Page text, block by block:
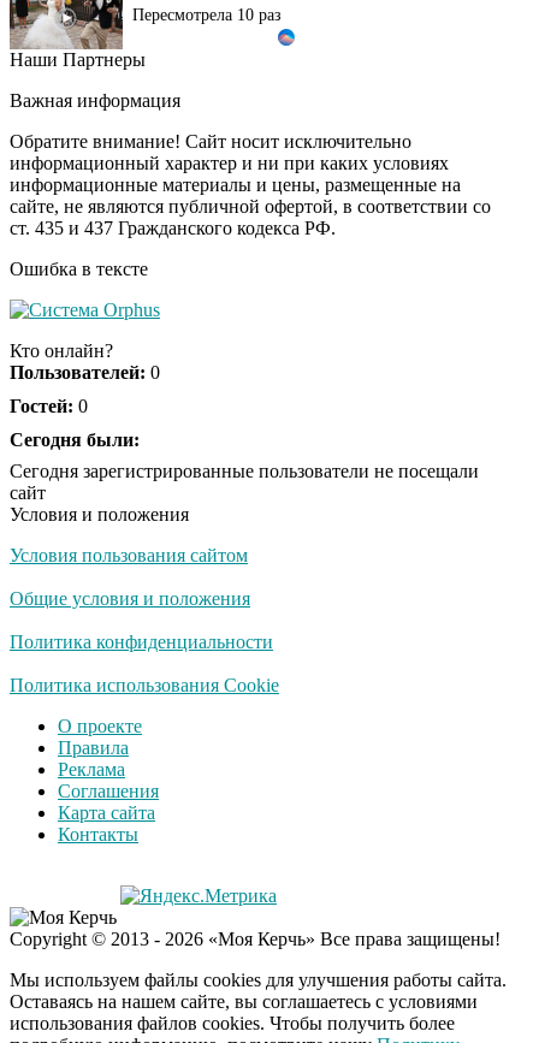
Ролик длится пару
шоке от увиденного
i
Ролик из Омска: вы
будете смеяться долго
Обнаружена тайная
жена и дочь
Наши Партнеры
Важная информация
Обратите внимание! Сайт носит исключительно
информационный характер и ни при каких условиях
информационные материалы и цены, размещенные на
сайте, не являются публичной офертой, в соответствии со
ст. 435 и 437 Гражданского кодекса РФ.
Ошибка в тексте
Кто онлайн?
Пользователей: 0
Гостей: 0
Сегодня были:
Сегодня зарегистрированные пользователи не посещали
сайт
Условия и положения
Условия пользования сайтом
Общие условия и положения
Политика конфиденциальности
Политика использования Cookie
О проекте
Правила
Реклама
Соглашения
Карта сайта
Контакты
Copyright © 2013 - 2026 «Моя Керчь» Все права защищены!
Мы используем файлы cookies для улучшения работы сайта.
Оставаясь на нашем сайте, вы соглашаетесь с условиями
использования файлов cookies. Чтобы получить более